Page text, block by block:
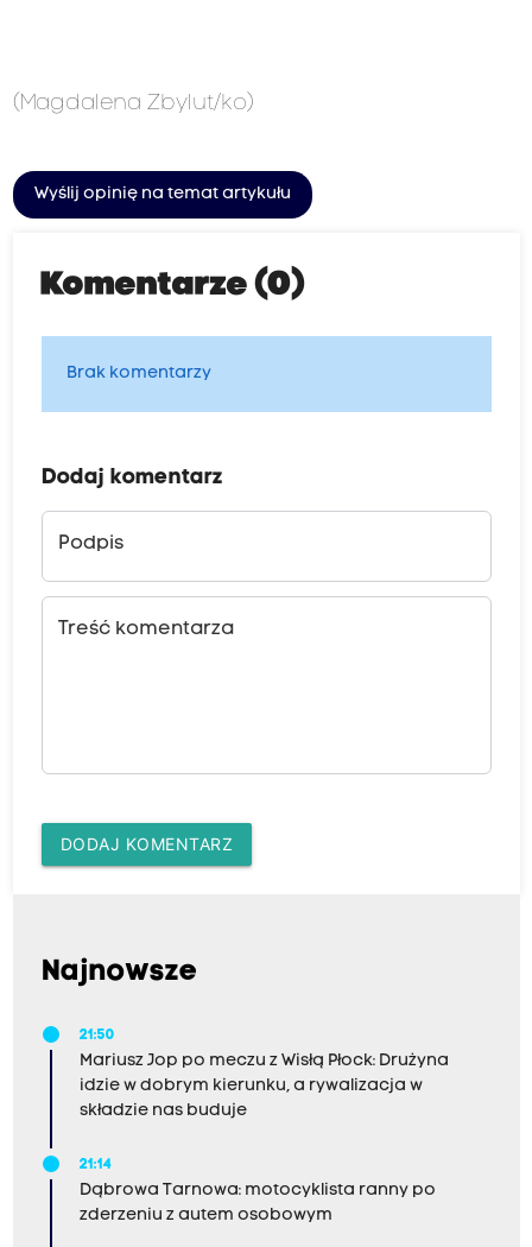
(Magdalena Zbylut/ko)
Wyślij opinię na temat artykułu
Komentarze (0)
Brak komentarzy
Dodaj komentarz
Podpis
Treść komentarza
DODAJ KOMENTARZ
Najnowsze
21:50
Mariusz Jop po meczu z Wisłą Płock: Drużyna
idzie w dobrym kierunku, a rywalizacja w
składzie nas buduje
21:14
Dąbrowa Tarnowa: motocyklista ranny po
zderzeniu z autem osobowym